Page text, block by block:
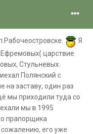
Я
царствие
Стульневых.
Полянский с
на заставу, один раз
мы приходили туда со
мы в 1995
прапорщика
его уже